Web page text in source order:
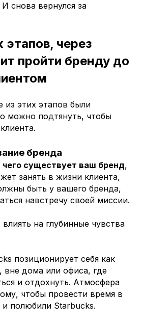
снова вернулся за
через
пройти бренду до
из этих этапов были
можно подтянуть, чтобы
бренда
чего существует ваш бренд,
занять в жизни клиента,
быть у вашего бренда,
навстречу своей миссии.
на глубинные чувства
позиционирует себя как
вне дома или офиса, где
и отдохнуть. Атмосфера
чтобы провести время в
и полюбили Starbucks.